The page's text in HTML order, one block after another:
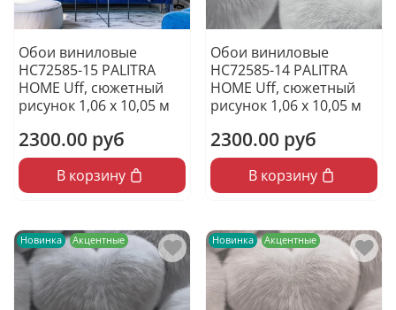
Обои виниловые
HC72585-15 PALITRA
HOME Uff, сюжетный
рисунок 1,06 х 10,05 м
2300.00 руб
В корзину
Обои виниловые
HC72585-14 PALITRA
HOME Uff, сюжетный
рисунок 1,06 х 10,05 м
2300.00 руб
В корзину
Новинка Акцентные Новинка Акцентные